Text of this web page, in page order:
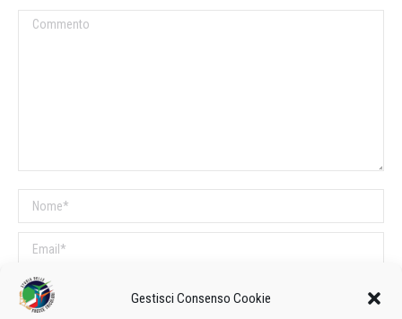
Gestisci Consenso Cookie
Commento
Nome *
Email *
Sito web